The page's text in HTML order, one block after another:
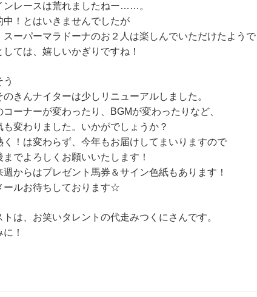
ンレースは荒れましたねー……。
中！とはいきませんでしたが
スーパーマラドーナのお２人は楽しんでいただけたようで
ては、嬉しいかぎりですね！
う
のきんナイターは少しリニューアルしました。
コーナーが変わったり、BGMが変わったりなど、
も変わりました。いかがでしょうか？
く！は変わらず、今年もお届けしてまいりますので
までよろしくお願いいたします！
週からはプレゼント馬券＆サイン色紙もあります！
ールお待ちしております☆
トは、お笑いタレントの代走みつくにさんです。
！